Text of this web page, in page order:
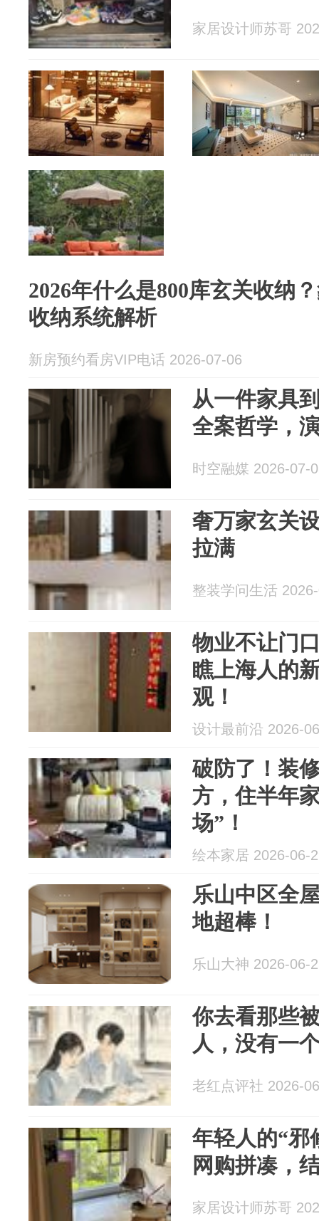
家居设计师苏哥
2026年什么是800库玄关收纳
收纳系统解析
新房预约看房VIP电话 2026-07-06
从一件家具
全案哲学，
时空融媒 2026-07-
奢万家玄关
拉满
整装学问生活
物业不让门
瞧上海人的
观！
设计最前沿 2026-
破防了！装
方，住半年
场”！
绘本家居 2026-06-
乐山中区全
地超棒！
乐山大神 2026-06-
你去看那些
人，没有一
老红点评社 2026-
年轻人的“邪
网购拼凑，
家居设计师苏哥